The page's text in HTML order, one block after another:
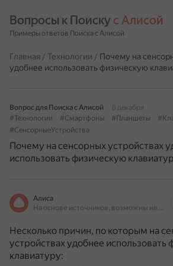
Вопросы к Поиску с Алисой
Примеры ответов Поиска с Алисой
Главная / Технологии / Почему на
удобнее использовать физическую
Вопрос для Поиска с Алисой
8 декабря
#Технологии
#Смартфоны #Планшеты
#СенсорныеУстройства
Почему на сенсорных устройствах
использовать физическую
Алиса
На основе источников, возможны неточности
Несколько причин, по которым на
устройствах удобнее использовать
клавиатуру: